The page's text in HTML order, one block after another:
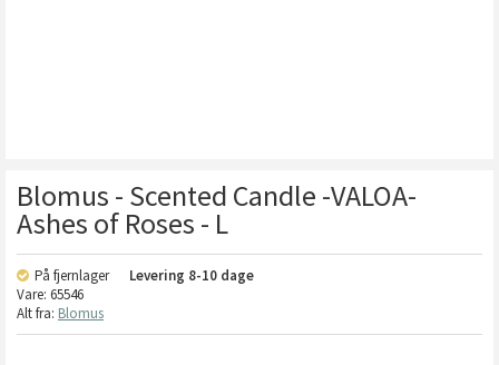
Blomus - Scented Candle -VALOA-
Ashes of Roses - L
På fjernlager Levering 8-10 dage
Vare: 65546
Alt fra: Blomus